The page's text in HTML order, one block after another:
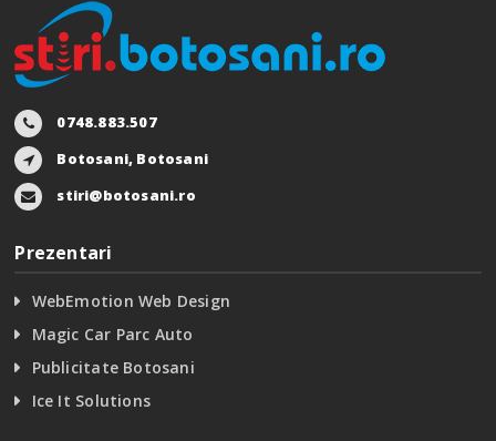
0748.883.507
Botosani, Botosani
stiri@botosani.ro
Prezentari
WebEmotion Web Design
Magic Car Parc Auto
Publicitate Botosani
Ice It Solutions